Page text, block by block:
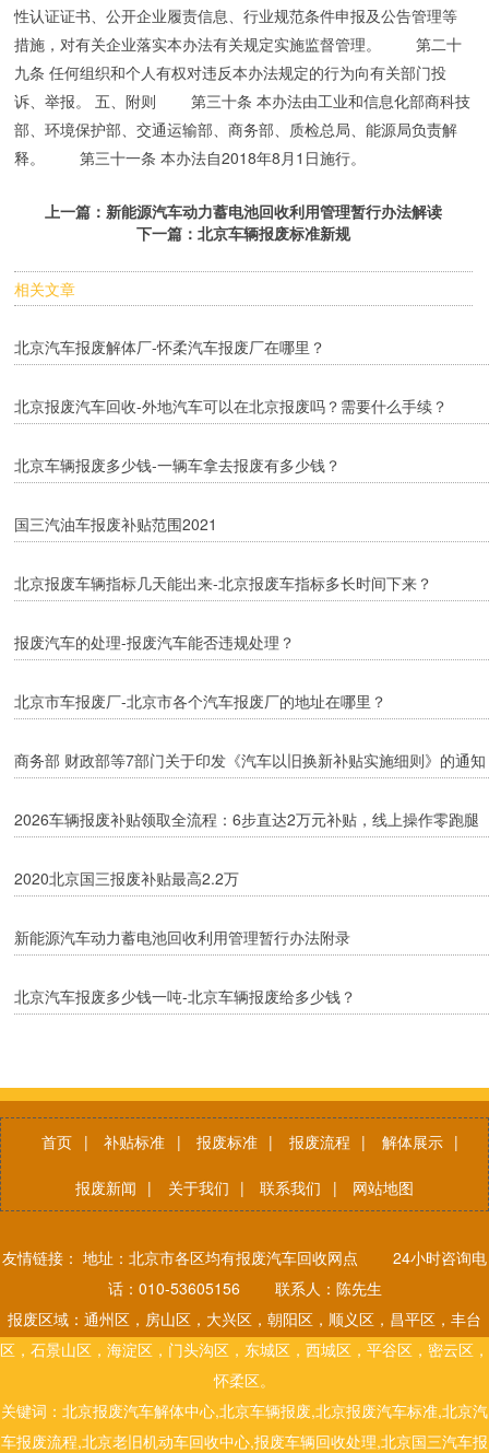
性认证证书、公开企业履责信息、行业规范条件申报及公告管理等
措施，对有关企业落实本办法有关规定实施监督管理。 第二十
九条 任何组织和个人有权对违反本办法规定的行为向有关部门投
诉、举报。 五、附则 第三十条 本办法由工业和信息化部商科技
部、环境保护部、交通运输部、商务部、质检总局、能源局负责解
释。 第三十一条 本办法自2018年8月1日施行。
上一篇： 新能源汽车动力蓄电池回收利用管理暂行办法解读
下一篇：北京车辆报废标准新规
相关文章
北京汽车报废解体厂-怀柔汽车报废厂在哪里？
北京报废汽车回收-外地汽车可以在北京报废吗？需要什么手续？
北京车辆报废多少钱-一辆车拿去报废有多少钱？
国三汽油车报废补贴范围2021
北京报废车辆指标几天能出来-北京报废车指标多长时间下来？
报废汽车的处理-报废汽车能否违规处理？
北京市车报废厂-北京市各个汽车报废厂的地址在哪里？
商务部 财政部等7部门关于印发《汽车以旧换新补贴实施细则》的通知
2026车辆报废补贴领取全流程：6步直达2万元补贴，线上操作零跑腿
2020北京国三报废补贴最高2.2万
新能源汽车动力蓄电池回收利用管理暂行办法附录
北京汽车报废多少钱一吨-北京车辆报废给多少钱？
首页 | 补贴标准 | 报废标准 | 报废流程 | 解体展示 |
报废新闻 | 关于我们 | 联系我们 | 网站地图
友情链接： 地址：北京市各区均有报废汽车回收网点 24小时咨询电
话：010-53605156 联系人：陈先生
报废区域：通州区，房山区，大兴区，朝阳区，顺义区，昌平区，丰台
区，石景山区，海淀区，门头沟区，东城区，西城区，平谷区，密云区，
怀柔区。
关键词：北京报废汽车解体中心,北京车辆报废,北京报废汽车标准,北京汽
车报废流程,北京老旧机动车回收中心,报废车辆回收处理,北京国三汽车报